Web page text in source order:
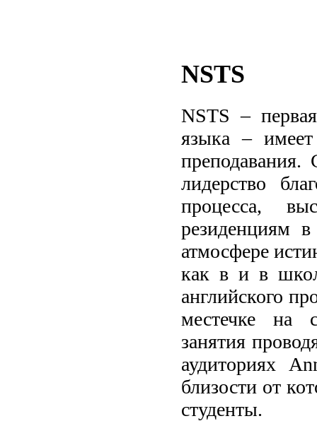
NSTS
NSTS –
языка –
лидерство
процесса,
резиденциям
атмосфере
как в и в
английского
местечке на
занятия
аудиториях
близости от
студенты.